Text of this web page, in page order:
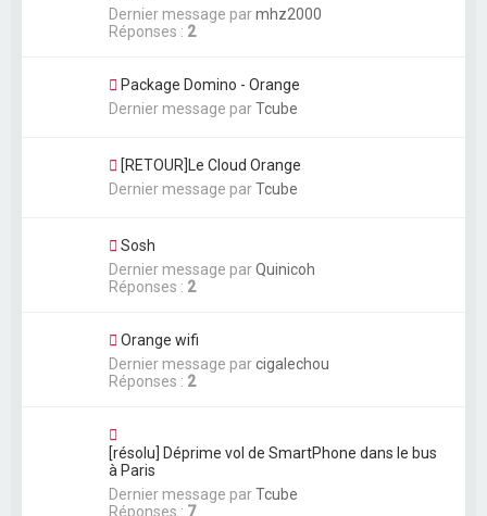
Dernier message parmhz2000
Réponses : 2
Package Domino - Orange
Dernier message parTcube
[RETOUR]Le Cloud Orange
Dernier message parTcube
Sosh
Dernier message parQuinicoh
Réponses : 2
Orange wifi
Dernier message parcigalechou
Réponses : 2
[résolu] Déprime vol de SmartPhone dans le bus
à Paris
Dernier message parTcube
Réponses : 7